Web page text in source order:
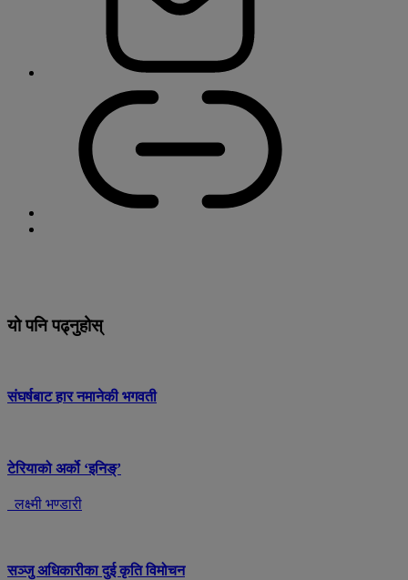
यो पनि पढ्नुहोस्
संघर्षबाट हार नमानेकी भगवती
टेरियाको अर्को ‘इनिङ्’
लक्ष्मी भण्डारी
सञ्जु अधिकारीका दुई कृति विमोचन